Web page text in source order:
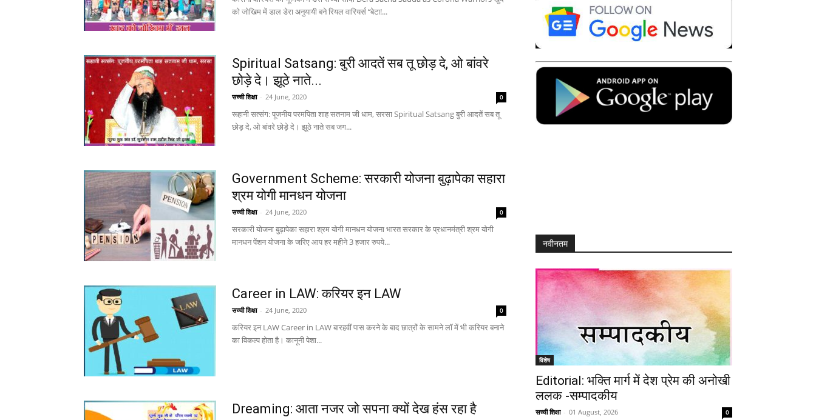
को जोखिम में डाल डेरा अनुयायी बने रियल वारियर्स ‘‘बेटा!...
Spiritual Satsang: बुरी आदतें सब तू छोड़ दे, ओ बांवरे
छोड़े दे। झूठे नाते...
सच्ची शिक्षा - 24 June, 2020 0
रूहानी सत्संग: पूजनीय परमपिता शाह सतनाम जी धाम, सरसा Spiritual Satsang बुरी आदतें सब तू
छोड़ दे, ओ बांवरे छोड़े दे। झूठे नाते सब जग...
Government Scheme: सरकारी योजना बुढ़ापेका सहारा
श्रम योगी मानधन योजना
सच्ची शिक्षा - 24 June, 2020 0
सरकारी योजना बुढ़ापेका सहारा श्रम योगी मानधन योजना भारत सरकार के प्रधानमंत्री श्रम योगी
मानधन पेंशन योजना के जरिए आप हर महीने 3 हजार रुपये...
Career in LAW: करियर इन LAW
सच्ची शिक्षा - 24 June, 2020 0
करियर इन LAW Career in LAW बारहवीं पास करने के बाद छात्रों के सामने लॉ में भी करियर बनाने
का विकल्प होता है। कानूनी पेशा...
Dreaming: आता नजर जो सपना क्यों देख हंस रहा है
नवीनतम
विशेष
Editorial: भक्ति मार्ग में देश प्रेम की अनोखी
ललक -सम्पादकीय
सच्ची शिक्षा - 01 August, 2026 0